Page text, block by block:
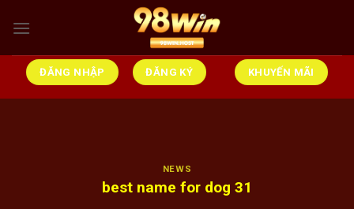
ĐĂNG NHẬP ĐĂNG KÝ KHUYẾN MÃI
NEWS
best name for dog 31